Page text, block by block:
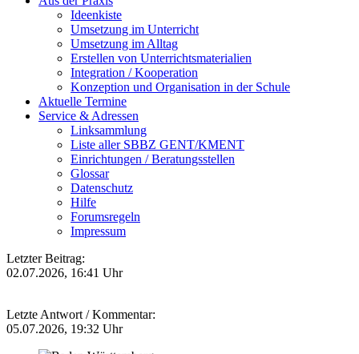
Ideenkiste
Umsetzung im Unterricht
Umsetzung im Alltag
Erstellen von Unterrichtsmaterialien
Integration / Kooperation
Konzeption und Organisation in der Schule
Aktuelle Termine
Service & Adressen
Linksammlung
Liste aller SBBZ GENT/KMENT
Einrichtungen / Beratungsstellen
Glossar
Datenschutz
Hilfe
Forumsregeln
Impressum
Letzter Beitrag:
02.07.2026, 16:41 Uhr
Letzte Antwort / Kommentar:
05.07.2026, 19:32 Uhr